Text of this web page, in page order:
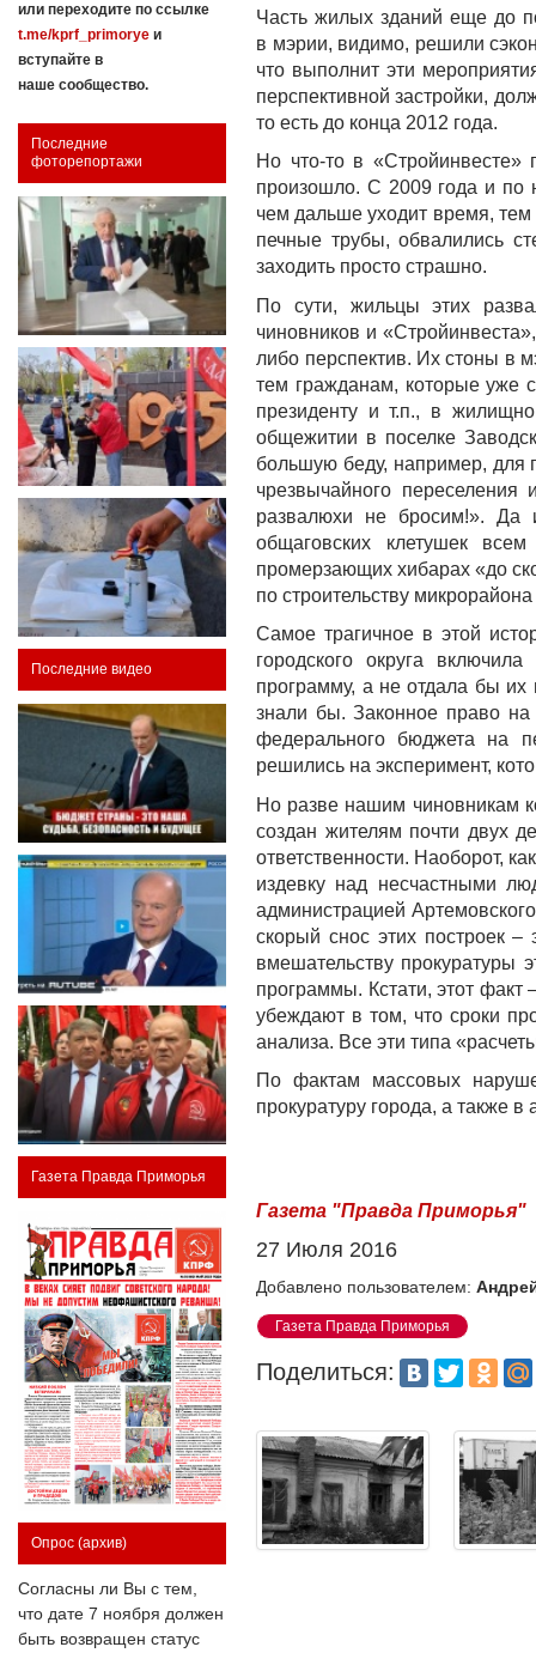
или переходите по ссылке
t.me/kprf_primorye и
вступайте в
наше сообщество.
Последние
фоторепортажи
Последние видео
Газета Правда Приморья
Опрос (архив)
Согласны ли Вы с тем,
что дате 7 ноября должен
быть возвращен статус
Часть жилых зданий еще до
в мэрии, видимо, решили
что выполнит эти
перспективной застройки,
то есть до конца 2012 года.
Но что-то в
произошло. С 2009 года и по
чем дальше уходит время,
печные трубы, обвалились
заходить просто страшно.
По сути, жильцы этих
чиновников и
либо перспектив. Их стоны в
тем гражданам, которые уже
президенту и т.п., в
общежитии в поселке
большую беду, например, для
чрезвычайного
развалюхи не бросим!». Да
общаговских клетушек
промерзающих хибарах «до
по строительству
Самое трагичное в этой
городского округа
программу, а не отдала бы их
знали бы. Законное право на
федерального бюджета на
решились на эксперимент,
Но разве нашим чиновникам
создан жителям почти двух
ответственности. Наоборот,
издевку над несчастными
администрацией
скорый снос этих построек
вмешательству прокуратуры
программы. Кстати, этот
убеждают в том, что сроки
анализа. Все эти типа
По фактам массовых
прокуратуру города, а также
Газета "Правда Приморья"
27 Июля 2016
Добавлено пользователем:
Газета Правда Приморья
Поделиться: